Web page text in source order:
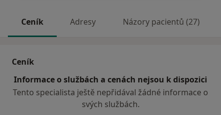
Ceník Adresy Názory pacientů (27)
Ceník
Informace o službách a cenách nejsou k dispozici
Tento specialista ještě nepřidával žádné informace o
svých službách.